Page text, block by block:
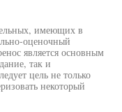
имеющих в
оценочный
является основным
так и
цель не только
некоторый